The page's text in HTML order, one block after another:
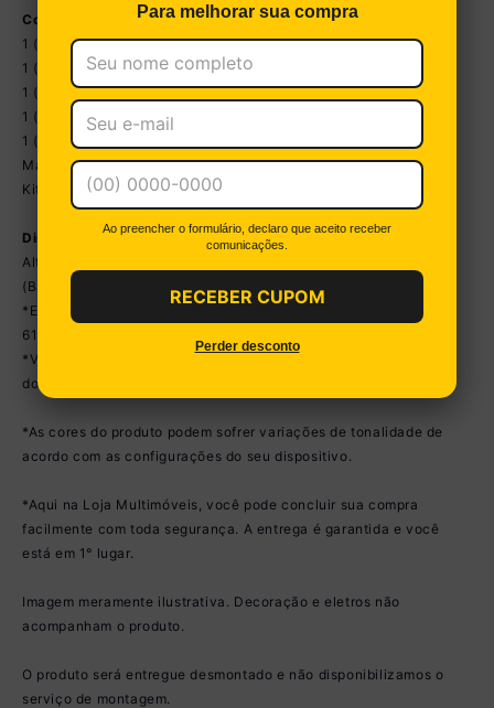
Conteúdo da Embalagem:
1 (um) Armário Aéreo com Nicho 166cm
1 (um) Armário Aéreo 70cm
1 (um) Paneleiro Duplo 62cm
1 (um) Balcão com Tampo 105cm
1 (um) Balcão com Tampo 70cm
Manual de Montagem
Kit Ferragem
Dimensões do Produto Montado:
Altura: 181 a 184cm | Largura: 298cm | Profundidade: 44,5cm
(Balcões) - 27cm (Aéreos)
*Espaço para Fogão/Geladeira - Altura: 159 a 162cm | Largura:
61cm
*Você pode consultar as medidas detalhadas na imagem técnica
do produto.
*As cores do produto podem sofrer variações de tonalidade de
acordo com as configurações do seu dispositivo.
*Aqui na Loja Multimóveis, você pode concluir sua compra
facilmente com toda segurança. A entrega é garantida e você
está em 1° lugar.
Imagem meramente ilustrativa. Decoração e eletros não
acompanham o produto.
O produto será entregue desmontado e não disponibilizamos o
serviço de montagem.
Para melhorar sua compra
Ao preencher o formulário, declaro que aceito receber
comunicações.
RECEBER CUPOM
Perder desconto